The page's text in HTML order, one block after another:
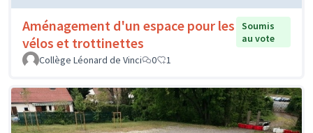
Aménagement d'un espace pour les
vélos et trottinettes
Soumis
au vote
Collège Léonard de Vinci
0 1